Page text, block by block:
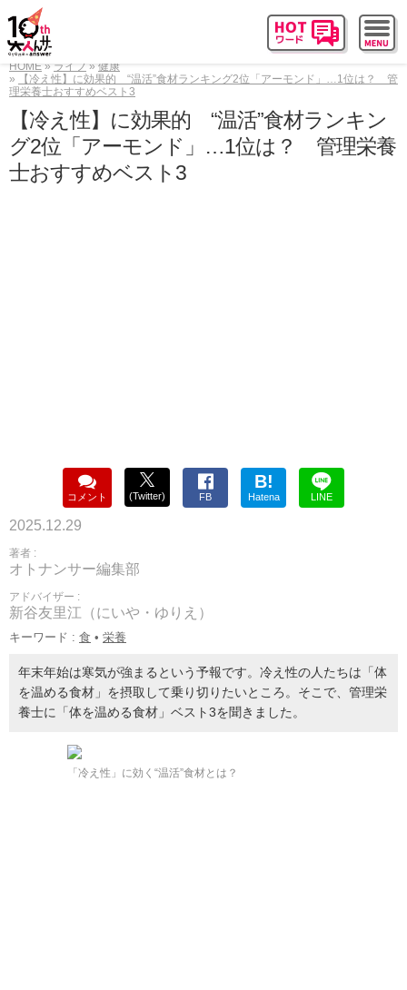
HOME ライフ
健康
【冷え性】に効果的 “温活”食材ランキング2位「アーモンド」…1位は？ 管
理栄養士おすすめベスト3
【冷え性】に効果的 “温活”食材ランキン
グ2位「アーモンド」…1位は？ 管理栄養
士おすすめベスト3
コメント (Twitter) FB
B!
Hatena LINE
2025.12.29
著者 :
オトナンサー編集部
アドバイザー :
新谷友里江（にいや・ゆりえ）
キーワード : 食 • 栄養
年末年始は寒気が強まるという予報です。冷え性の人たちは「体
を温める食材」を摂取して乗り切りたいところ。そこで、管理栄
養士に「体を温める食材」ベスト3を聞きました。
「冷え性」に効く“温活”食材とは？